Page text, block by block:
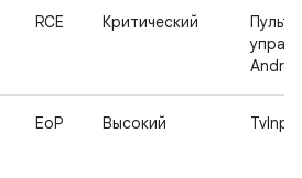
RCE Критический
Пульт
EoP Высокий